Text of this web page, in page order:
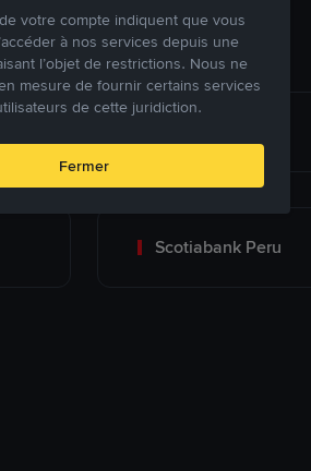
Scotiabank Peru
votre compte indiquent que vous
à nos services depuis une
l’objet de restrictions. Nous ne
mesure de fournir certains services
de cette juridiction.
Fermer